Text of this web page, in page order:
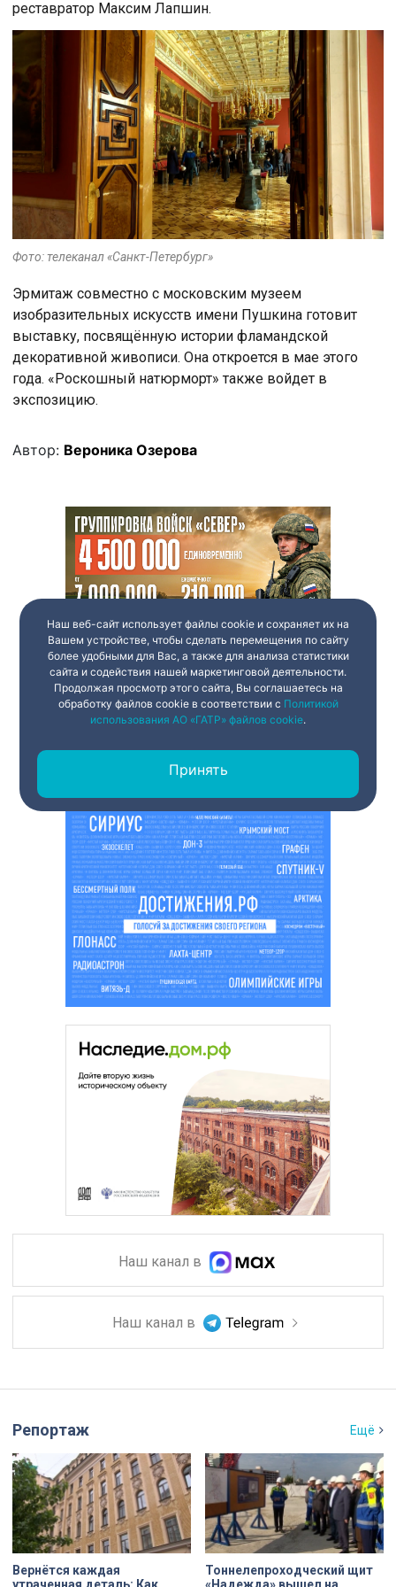
реставратор Максим Лапшин.
Фото: телеканал «Санкт-Петербург»
Эрмитаж совместно с московским музеем
изобразительных искусств имени Пушкина готовит
выставку, посвящённую истории фламандской
декоративной живописи. Она откроется в мае этого
года. «Роскошный натюрморт» также войдет в
экспозицию.
Автор: Вероника Озерова
Наш канал в
Наш канал в
Репортаж Ещё
Вернётся каждая
Тоннелепроходческий щит
Наш веб-сайт использует файлы cookie и сохраняет их на
Вашем устройстве, чтобы сделать перемещения по сайту
более удобными для Вас, а также для анализа статистики
сайта и содействия нашей маркетинговой деятельности.
Продолжая просмотр этого сайта, Вы соглашаетесь на
обработку файлов cookie в соответствии с Политикой
использования АО «ГАТР» файлов cookie.
Принять